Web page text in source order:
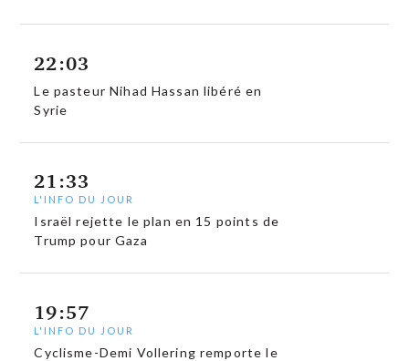
22:03
Le pasteur Nihad Hassan libéré en
Syrie
21:33
L'INFO DU JOUR
Israël rejette le plan en 15 points de
Trump pour Gaza
19:57
L'INFO DU JOUR
Cyclisme-Demi Vollering remporte le